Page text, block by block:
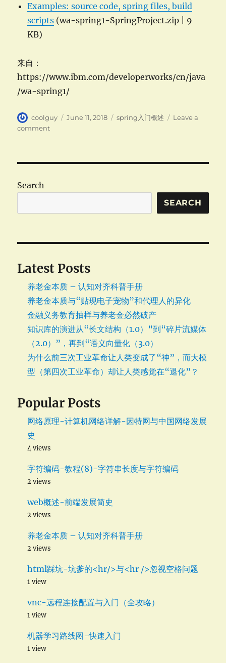
Examples: source code, spring files, build
scripts (wa-spring1-SpringProject.zip | 9
KB)
来自：
https://www.ibm.com/developerworks/cn/java
/wa-spring1/
Author
coolguy
Posted
June 11, 2018 Categories
spring入门概述
Leave a
commenton
spring
架
Search
SEARCH
Latest Posts
养老金本质 – 认知对齐科普手册
养老金本质与“贴现电子宠物”和代理人的异化
金融义务教育抽样与养老金必然破产
知识库的演进从“长文结构（1.0）”到“碎片流媒体
（2.0）”，再到“语义向量化（3.0）
为什么前三次工业革命让人类变成了“神”，而大模
型（第四次工业革命）却让人类感觉在“退化”？
Popular Posts
网络原理-计算机网络详解-因特网与中国网络发展
史
4 views
字符编码-教程(8)-字符串长度与字符编码
2 views
web概述-前端发展简史
2 views
养老金本质 – 认知对齐科普手册
2 views
html踩坑-坑爹的<hr/>与<hr />忽视空格问题
1 view
vnc-远程连接配置与入门（全攻略）
1 view
机器学习路线图-快速入门
1 view